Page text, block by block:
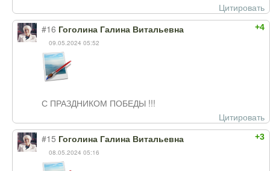
Цитировать
+4
#16 Гоголина Галина Витальевна
09.05.2024 05:52
С ПРАЗДНИКОМ ПОБЕДЫ !!!
Цитировать
+3
#15 Гоголина Галина Витальевна
08.05.2024 05:16